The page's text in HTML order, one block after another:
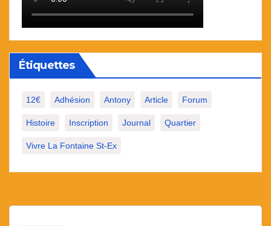
Étiquettes
12€ Adhésion Antony Article Forum
Histoire Inscription Journal Quartier
Vivre La Fontaine St-Ex